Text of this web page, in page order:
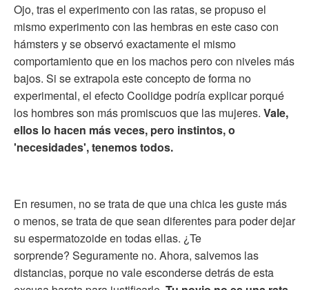
Ojo, tras el experimento con las ratas, se propuso el
mismo experimento con las hembras en este caso con
hámsters y se observó exactamente el mismo
comportamiento que en los machos pero con niveles más
bajos. Si se extrapola este concepto de forma no
experimental, el efecto Coolidge podría explicar porqué
los hombres son más promiscuos que las mujeres. Vale,
ellos lo hacen más veces, pero instintos, o
'necesidades', tenemos todos.
En resumen, no se trata de que una chica les guste más
o menos, se trata de que sean diferentes para poder dejar
su espermatozoide en todas ellas. ¿Te
sorprende? Seguramente no. Ahora, salvemos las
distancias, porque no vale esconderse detrás de esta